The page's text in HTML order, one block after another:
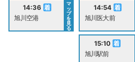
14:36
旭川空港
マ
ッ
プ
を
見
る
14:54
旭川医大前
15:10
旭川駅前